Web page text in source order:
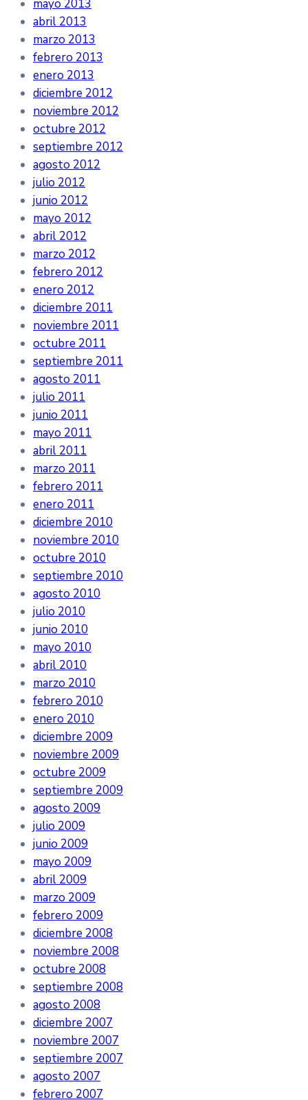
mayo 2013
abril 2013
marzo 2013
febrero 2013
enero 2013
diciembre 2012
noviembre 2012
octubre 2012
septiembre 2012
agosto 2012
julio 2012
junio 2012
mayo 2012
abril 2012
marzo 2012
febrero 2012
enero 2012
diciembre 2011
noviembre 2011
octubre 2011
septiembre 2011
agosto 2011
julio 2011
junio 2011
mayo 2011
abril 2011
marzo 2011
febrero 2011
enero 2011
diciembre 2010
noviembre 2010
octubre 2010
septiembre 2010
agosto 2010
julio 2010
junio 2010
mayo 2010
abril 2010
marzo 2010
febrero 2010
enero 2010
diciembre 2009
noviembre 2009
octubre 2009
septiembre 2009
agosto 2009
julio 2009
junio 2009
mayo 2009
abril 2009
marzo 2009
febrero 2009
diciembre 2008
noviembre 2008
octubre 2008
septiembre 2008
agosto 2008
diciembre 2007
noviembre 2007
septiembre 2007
agosto 2007
febrero 2007